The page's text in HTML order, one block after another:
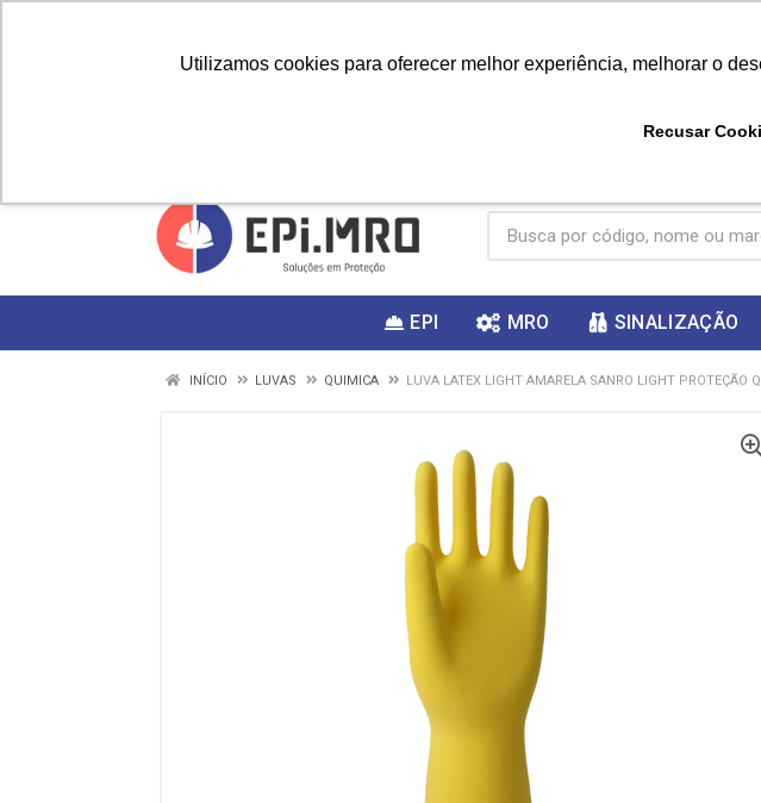
Utilizamos cookies para oferecer melhor experiência, melhorar o
Recusar
ganhar
EPI MRO SINALIZAÇÃO
INÍCIO LUVAS QUIMICA LUVA LATEX LIGHT AMARELA SANRO LIGHT PROTEÇÃO